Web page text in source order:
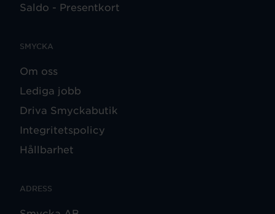
Saldo - Presentkort
SMYCKA
Om oss
Lediga jobb
Driva Smyckabutik
Integritetspolicy
Hållbarhet
ADRESS